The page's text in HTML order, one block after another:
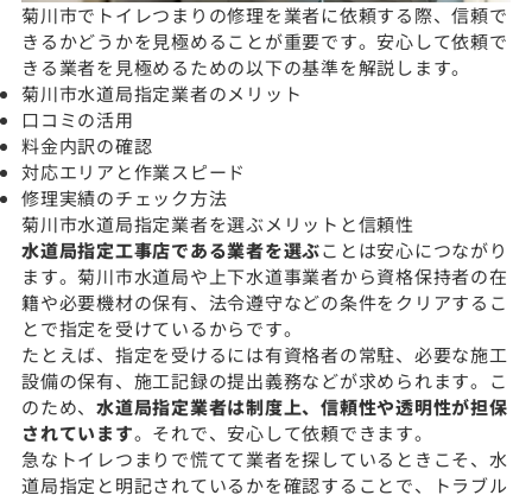
菊川市でトイレつまりの修理を業者に依頼する際、信頼で
きるかどうかを見極めることが重要です。安心して依頼で
きる業者を見極めるための以下の基準を解説します。
菊川市水道局指定業者のメリット
口コミの活用
料金内訳の確認
対応エリアと作業スピード
修理実績のチェック方法
菊川市水道局指定業者を選ぶメリットと信頼性
水道局指定工事店である業者を選ぶことは安心につながり
ます。菊川市水道局や上下水道事業者から資格保持者の在
籍や必要機材の保有、法令遵守などの条件をクリアするこ
とで指定を受けているからです。
たとえば、指定を受けるには有資格者の常駐、必要な施工
設備の保有、施工記録の提出義務などが求められます。こ
のため、 水道局指定業者は制度上、信頼性や透明性が担保
されています。それで、安心して依頼できます。
急なトイレつまりで慌てて業者を探しているときこそ、水
道局指定と明記されているかを確認することで、トラブル